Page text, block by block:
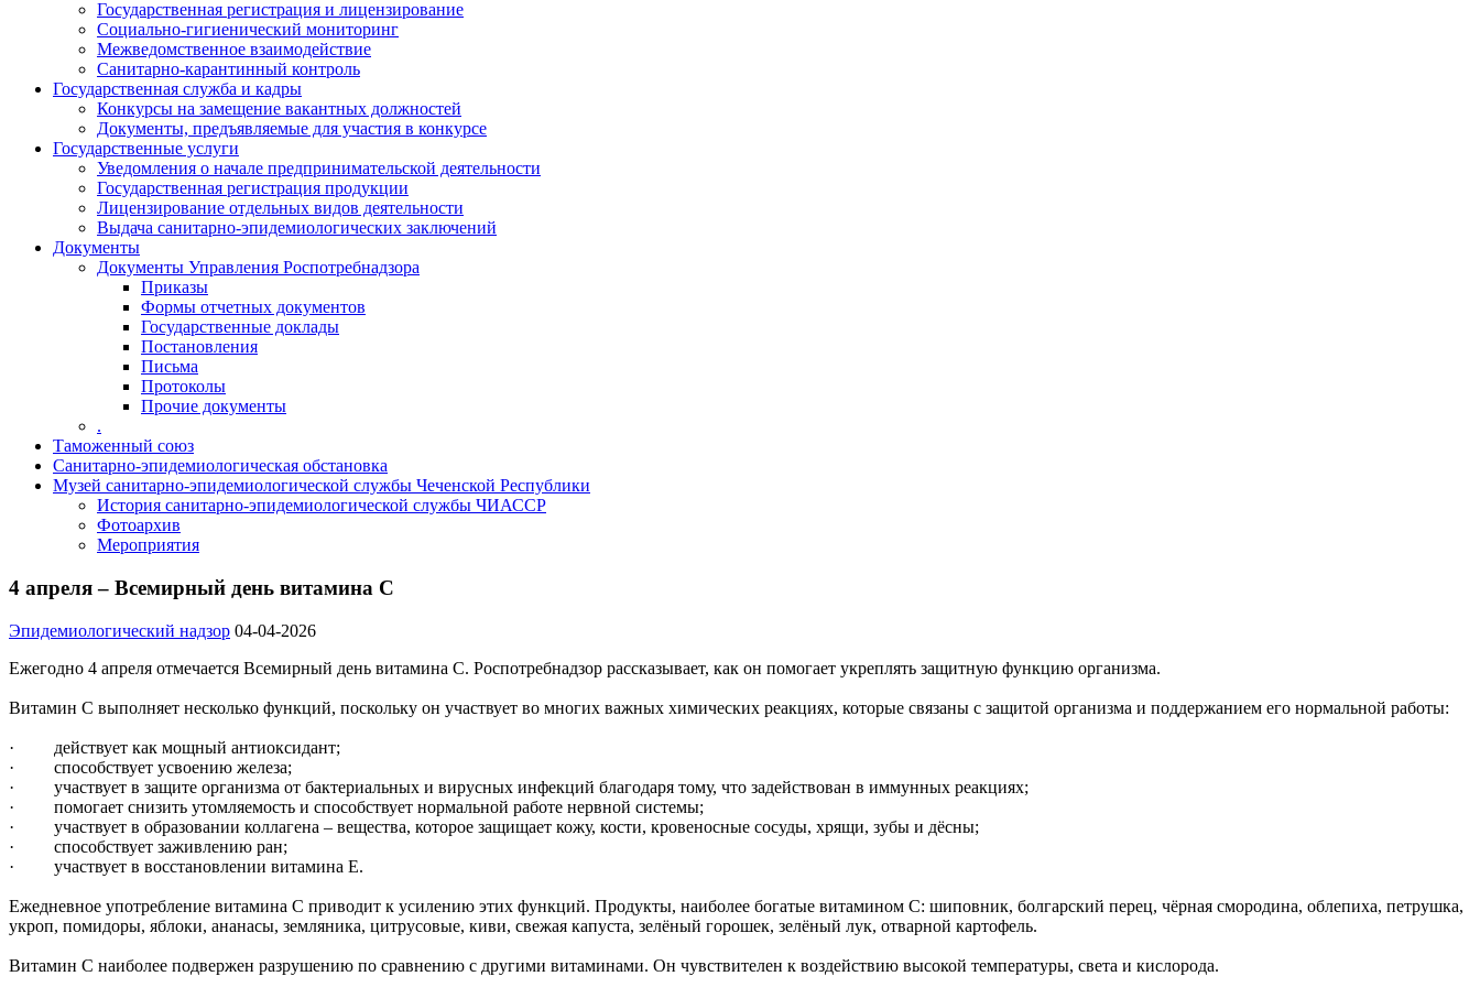
Государственная регистрация и лицензирование
Социально-гигиенический мониторинг
Межведомственное взаимодействие
Санитарно-карантинный контроль
Государственная служба и кадры
Конкурсы на замещение вакантных должностей
Документы, предъявляемые для участия в конкурсе
Государственные услуги
Уведомления о начале предпринимательской деятельности
Государственная регистрация продукции
Лицензирование отдельных видов деятельности
Выдача санитарно-эпидемиологических заключений
Документы
Документы Управления Роспотребнадзора
Приказы
Формы отчетных документов
Государственные доклады
Постановления
Письма
Протоколы
Прочие документы
.
Таможенный союз
Санитарно-эпидемиологическая обстановка
Музей санитарно-эпидемиологической службы Чеченской Республики
История санитарно-эпидемиологической службы ЧИАССР
Фотоархив
Мероприятия
4 апреля – Всемирный день витамина С
Эпидемиологический надзор 04-04-2026
Ежегодно 4 апреля отмечается Всемирный день витамина С. Роспотребнадзор рассказывает, как он помогает укреплять защитную функцию организма.
Витамин С выполняет несколько функций, поскольку он участвует во многих важных химических реакциях, которые связаны с защитой организма и поддержанием его нормальной работы:
· действует как мощный антиоксидант;
· способствует усвоению железа;
· участвует в защите организма от бактериальных и вирусных инфекций благодаря тому, что задействован в иммунных реакциях;
· помогает снизить утомляемость и способствует нормальной работе нервной системы;
· участвует в образовании коллагена – вещества, которое защищает кожу, кости, кровеносные сосуды, хрящи, зубы и дёсны;
· способствует заживлению ран;
· участвует в восстановлении витамина Е.
Ежедневное употребление витамина С приводит к усилению этих функций. Продукты, наиболее богатые витамином С: шиповник, болгарский перец, чёрная смородина, облепиха, петрушка,
укроп, помидоры, яблоки, ананасы, земляника, цитрусовые, киви, свежая капуста, зелёный горошек, зелёный лук, отварной картофель.
Витамин С наиболее подвержен разрушению по сравнению с другими витаминами. Он чувствителен к воздействию высокой температуры, света и кислорода.